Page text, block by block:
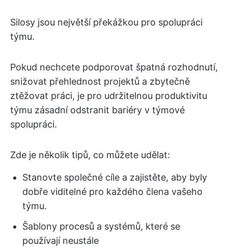
Silosy jsou největší překážkou pro spolupráci
týmu.
Pokud nechcete podporovat špatná rozhodnutí,
snižovat přehlednost projektů a zbytečně
ztěžovat práci, je pro udržitelnou produktivitu
týmu zásadní odstranit bariéry v týmové
spolupráci.
Zde je několik tipů, co můžete udělat:
Stanovte společné cíle a zajistěte, aby byly
dobře viditelné pro každého člena vašeho
týmu.
Šablony procesů a systémů, které se
používají neustále